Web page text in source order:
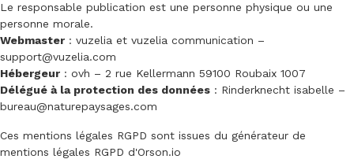
Le responsable publication est une personne physique ou une
personne morale.
Webmaster : vuzelia et vuzelia communication –
support@vuzelia.com
Hébergeur : ovh – 2 rue Kellermann 59100 Roubaix 1007
Délégué à la protection des données : Rinderknecht isabelle –
bureau@naturepaysages.com
Ces mentions légales RGPD sont issues du générateur de
mentions légales RGPD d'Orson.io